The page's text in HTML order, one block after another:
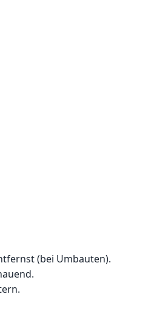
(bei Umbauten).